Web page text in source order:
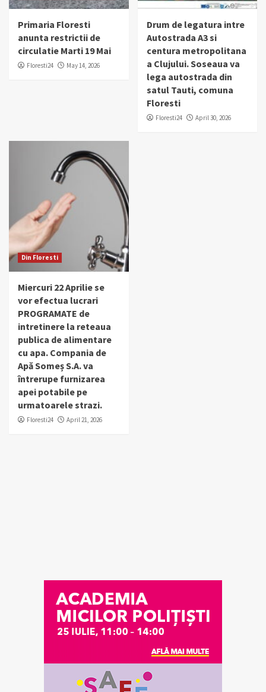
Primaria Floresti
anunta restrictii de
circulatie Marti 19 Mai
Floresti24 May 14, 2026
Drum de legatura intre
Autostrada A3 si
centura metropolitana
a Clujului. Soseaua va
lega autostrada din
satul Tauti, comuna
Floresti
Floresti24 April 30, 2026
Din Floresti
Miercuri 22 Aprilie se
vor efectua lucrari
PROGRAMATE de
intretinere la reteaua
publica de alimentare
cu apa. Compania de
Apă Someș S.A. va
întrerupe furnizarea
apei potabile pe
urmatoarele strazi.
Floresti24 April 21, 2026